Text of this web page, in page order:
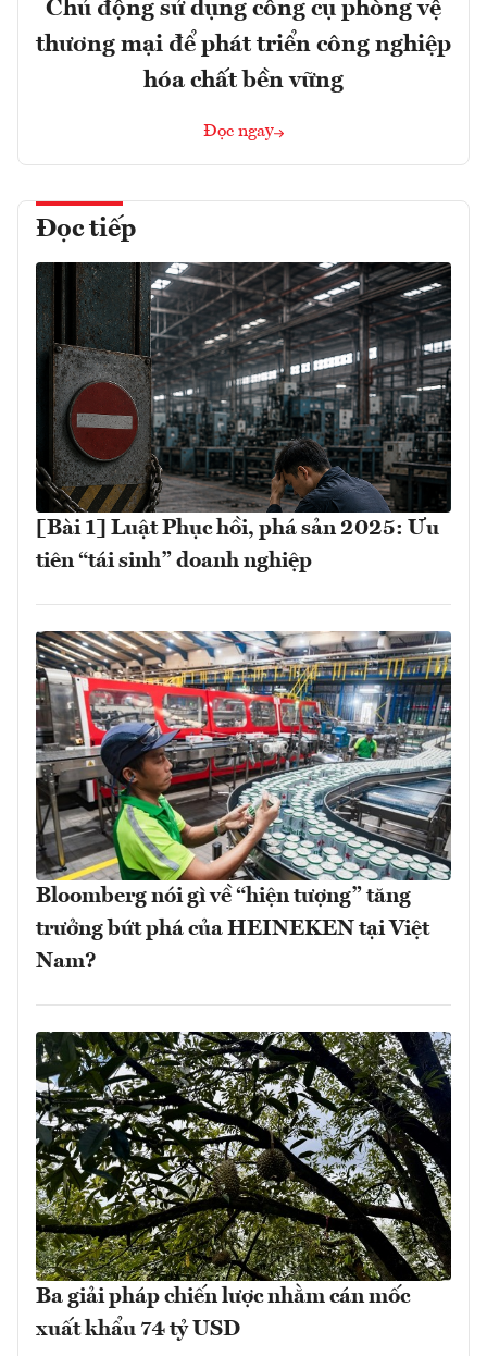
Chủ động sử dụng công cụ phòng vệ
thương mại để phát triển công nghiệp
hóa chất bền vững
Đọc ngay
Đọc tiếp
[Bài 1] Luật Phục hồi, phá sản 2025: Ưu
tiên “tái sinh” doanh nghiệp
Bloomberg nói gì về “hiện tượng” tăng
trưởng bứt phá của HEINEKEN tại Việt
Nam?
Ba giải pháp chiến lược nhằm cán mốc
xuất khẩu 74 tỷ USD